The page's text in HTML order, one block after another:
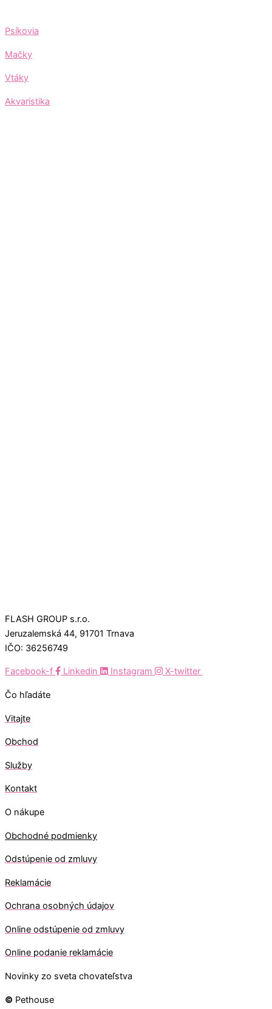
Psíkovia
Mačky
Vtáky
Akvaristika
FLASH GROUP s.r.o.
Jeruzalemská 44, 91701 Trnava
IČO: 36256749
Facebook-f Linkedin Instagram X-twitter
Čo hľadáte
Vitajte
Obchod
Služby
Kontakt
O nákupe
Obchodné podmienky
Odstúpenie od zmluvy
Reklamácie
Ochrana osobných údajov
Online odstúpenie od zmluvy
Online podanie reklamácie
Novinky zo sveta chovateľstva
© Pethouse